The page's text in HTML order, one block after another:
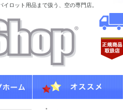
ロット用品まで扱う、空の専門店。